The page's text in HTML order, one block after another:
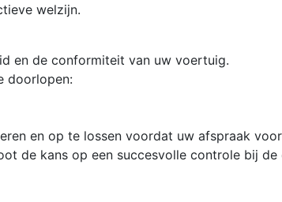
welzijn.
en de conformiteit van uw voertuig.
doorlopen:
en op te lossen voordat uw afspraak
de kans op een succesvolle controle bij de